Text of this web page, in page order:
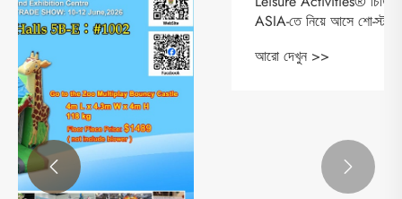
 